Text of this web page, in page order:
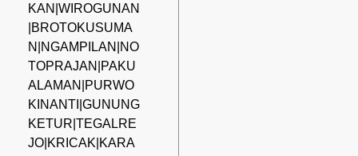
KAN|WIROGUNAN
|BROTOKUSUMA
N|NGAMPILAN|NO
TOPRAJAN|PAKU
ALAMAN|PURWO
KINANTI|GUNUNG
KETUR|TEGALRE
JO|KRICAK|KARA